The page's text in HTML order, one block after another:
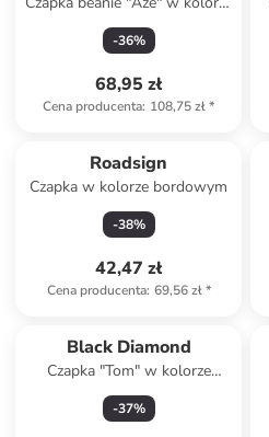
czerwonym
-36%
68,95 zł
Cena producenta: 108,75 zł*
Roadsign
Czapka w kolorze bordowym
-38%
42,47 zł
Cena producenta: 69,56 zł*
Black Diamond
Czapka "Tom" w kolorze
czarnym
-37%